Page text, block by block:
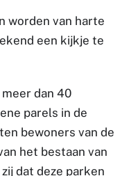
worden van harte
een kijkje te
dan 40
parels in de
bewoners van de
het bestaan van
dat deze parken